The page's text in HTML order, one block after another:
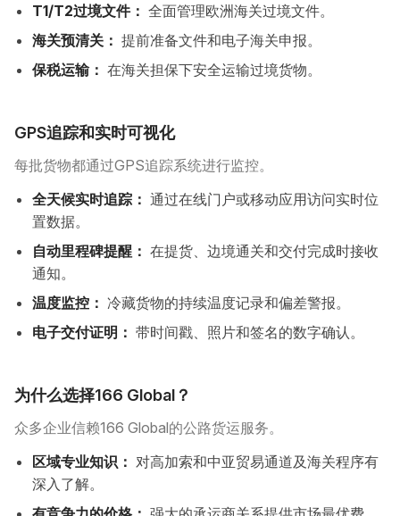
T1/T2过境文件： 全面管理欧洲海关过境文件。
海关预清关： 提前准备文件和电子海关申报。
保税运输： 在海关担保下安全运输过境货物。
GPS追踪和实时可视化
每批货物都通过GPS追踪系统进行监控。
全天候实时追踪： 通过在线门户或移动应用访问实时位
置数据。
自动里程碑提醒： 在提货、边境通关和交付完成时接收
通知。
温度监控： 冷藏货物的持续温度记录和偏差警报。
电子交付证明： 带时间戳、照片和签名的数字确认。
为什么选择166 Global？
众多企业信赖166 Global的公路货运服务。
区域专业知识： 对高加索和中亚贸易通道及海关程序有
深入了解。